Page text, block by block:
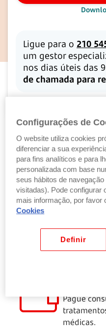
Ligue para o 210
um gestor
nos dias úteis das
de chamada para
Se precisa de um
despesas de
vantagens
comissões
Para
Pague
médicas.
Configurações de
O website utiliza cookies
diferenciar a sua
para fins analíticos e para
personalizada com base
seus hábitos de
visitadas). Pode configurar
mais informação, por favor
Cookies
Definir